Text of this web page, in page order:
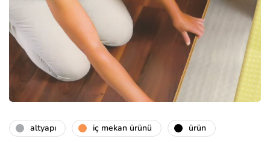
altyapı i̇ç mekan ürünü ürün